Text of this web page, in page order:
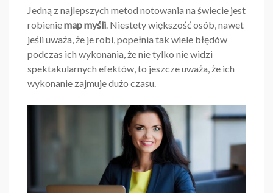
Jedną z najlepszych metod notowania na świecie jest
robieniemap myśli . Niestety większość osób, nawet
jeśli uważa, że je robi, popełnia tak wiele błędów
podczas ich wykonania, że nie tylko nie widzi
spektakularnych efektów, to jeszcze uważa, że ich
wykonanie zajmuje dużo czasu.